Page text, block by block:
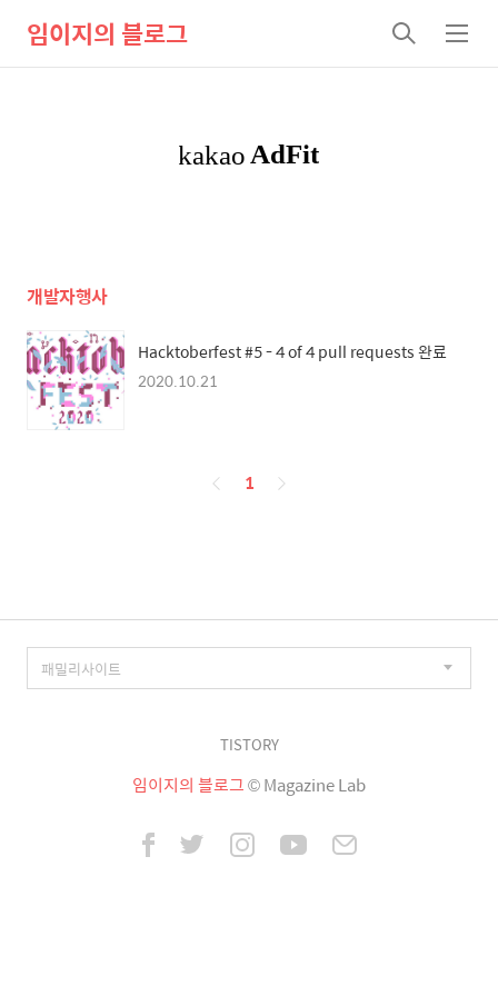
임이지의 블로그
검
색
메
뉴
개발자행사
Hacktoberfest #5 - 4 of 4 pull requests 완료
2020.10.21
페
1
TISTORY
임이지의 블로그© Magazine Lab